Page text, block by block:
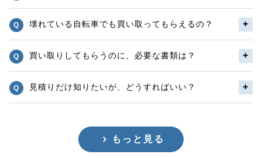
壊れている自転車でも買い取ってもらえるの？
買い取りしてもらうのに、必要な書類は？
見積りだけ知りたいが、どうすればいい？
もっと見る